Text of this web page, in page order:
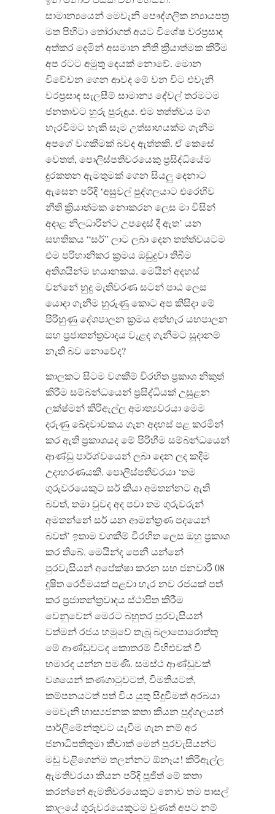
සාමාන්‍යයෙන් මෙවැනි පෞද්ගලික න්‍යායපත්‍ර
මත පිහිටා තෝරාගත් අයට විශේෂ වරප්‍රසාද
අත්කර දෙමින් අසමාන නීති ක්‍රියාත්මක කිරීම
අප රටට අමුතු දෙයක් නොවේ. මොන
විවේචන ගෙන ආවද මේ වන විට එවැනි
වරප්‍රසාද සැලසීම් සාමාන්‍ය දේවල් තරමටම
ජනතාවට හුරු පුරුදුය. එම තත්ත්වය මග
හැරවීමට හැකි සෑම උත්සාහයක්ම ගැනීම
අපගේ වගකීමක් බවද ඇත්තකි. ඒ කෙසේ
වෙතත්, පොලිස්පතිවරයෙකු ප්‍රසිද්ධියේම
දුරකතන ඇමතුමක් ගෙන සියලු දෙනාට
ඇසෙන පරිදි ‘අසුවල් පුද්ගලයාට එරෙහිව
නීති ක්‍රියාත්මක නොකරන ලෙස මා විසින්
අදාළ නිලධාරීන්ට උපදෙස් දී ඇත’ යන
සහතිකය “සර්” ලාට ලබා දෙන තත්ත්වයටම
එම පරිහානිකර ක්‍රමය ඔඩුදුවා තිබීම
අතිශයින්ම භයානකය. මෙයින් අදහස්
වන්නේ හුදු මැතිවරණ සටන් පාඨ ලෙස
යොදා ගැනීම හුරුණු කොට අප කිසිදා මේ
පිරිහුණු දේශපාලන ක්‍රමය අත්හැර යහපාලන
සහ ප්‍රජාතන්ත්‍රවාදය වැළඳ ගැනීමට සූදානම්
නැති බව නොවේද?
කාලකට සිටම වගකීම් විරහිත ප්‍රකාශ නිකුත්
කිරීම සම්බන්ධයෙන් ප්‍රසිද්ධියක් උසුළන
ලක්ෂ්මන් කිරිඇල්ල අමාත්‍යවරයා මෙම
දරුණු ඛේදවාචකය ගැන අදහස් පළ කරමින්
කර ඇති ප්‍රකාශයද මේ පිරිහීම සම්බන්ධයෙන්
ආණ්ඩු පාර්ශ්වයෙන් ලබා දෙන ලද කදිම
උදාහරණයකි. පොලිස්පතිවරයා ‘තම
ගුරුවරයෙකුට සර් කියා අමතන්නට ඇති
බවත්, තමා වුවද අද පවා තම ගුරුවරුන්
අමතන්නේ සර් යන ආමන්ත්‍රණ පදයෙන්
බවත්’ ඉතාම වගකීම් විරහිත ලෙස ඔහු ප්‍රකාශ
කර තිබේ. මෙයින්ද පෙනී යන්නේ
පුරවැසියන් අපේක්ෂා කරන සහ ජනවාරි 08
දූෂිත රෙජීමයක් පළවා හැර නව රජයක් පත්
කර ප්‍රජාතන්ත්‍රවාදය ස්ථාපිත කිරීම
වෙනුවෙන් මෙරට බහුතර පුරවැසියන්
වත්මන් රජය හමුවේ තැබූ බලාපොරොත්තු
මේ ආණ්ඩුවටද කොතරම් විහිළුවක් වී
හමාරද යන්න පමණි. සමස්ථ ආණ්ඩුවක්
වශයෙන් කණගාටුවටත්, විමතියටත්,
කම්පනයටත් පත් විය යුතු සිදුවීමක් අරබයා
මෙවැනි හාස්‍යජනක කතා කියන පුද්ගලයන්
පාර්ලිමේන්තුවට යැවීම ගැන නම් අර
ජනාධිපතිතුමා කීවාක් මෙන් පුරවැසියන්ට
මඩු වළිගෙන්ම තලන්නට ඕනෑය! කිරිඇල්ල
ඇමතිවරයා කියන පරිදි පූජිත් මේ කතා
කරන්නේ ඇමතිවරයෙකුට නොව තම පාසල්
කාලයේ ගුරුවරයෙකුටම වුණත් අපට නම්